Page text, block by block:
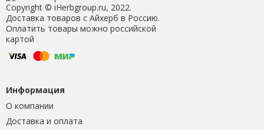
Copyright © iHerbgroup.ru, 2022.
Доставка товаров с Айхерб в Россию.
Оплатить товары можно российской
картой
Информация
О компании
Доставка и оплата